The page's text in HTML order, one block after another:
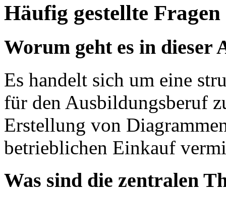
Häufig gestellte Fragen
Worum geht es in dieser
Es handelt sich um eine
für den Ausbildungsberuf
Erstellung von
betrieblichen Einkauf
Was sind die zentralen